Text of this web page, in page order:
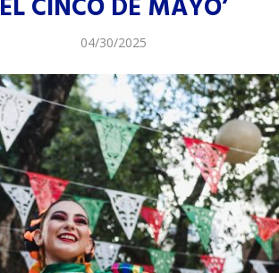
EL CINCO DE MAYO’
04/30/2025